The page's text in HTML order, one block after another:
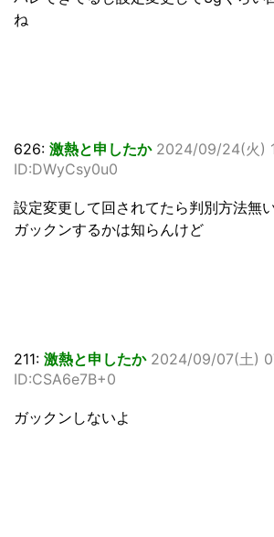
ね
626: 激熱と申したか 2024/09/24(火)
ID:DWyCsy0u0
設定変更して回されてたら判別方法無
ガックンするかは知らんけど
211: 激熱と申したか 2024/09/07(土)
ID:CSA6e7B+0
ガックンしないよ